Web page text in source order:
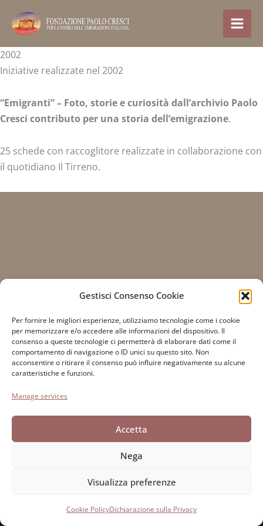
Gestisci Consenso Cookie
Per fornire le migliori esperienze, utilizziamo tecnologie come i cookie
per memorizzare e/o accedere alle informazioni del dispositivo. Il
consenso a queste tecnologie ci permetterà di elaborare dati come il
comportamento di navigazione o ID unici su questo sito. Non
acconsentire o ritirare il consenso può influire negativamente su alcune
caratteristiche e funzioni.
Manage services
Accetta
Nega
Visualizza preferenze
Cookie PolicyDichiarazione sulla Privacy
content
2002
Iniziative realizzate nel 2002
“Emigranti” – Foto, storie e curiosità dall’archivio Paolo
Cresci contributo per una storia dell’emigrazione.
25 schede con raccoglitore realizzate in collaborazione con
il quotidiano Il Tirreno.
Fondazione Paolo Cresciper la storia dell’emigrazione
italiana
Cortile Carrara, 1 - 55100 Lucca
Tel 0583 417483/4; Fax 0583 417770
Accessibilità
Cookie Policy
Dichiarazione sulla Privacy